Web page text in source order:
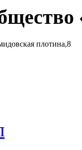
плотина,8